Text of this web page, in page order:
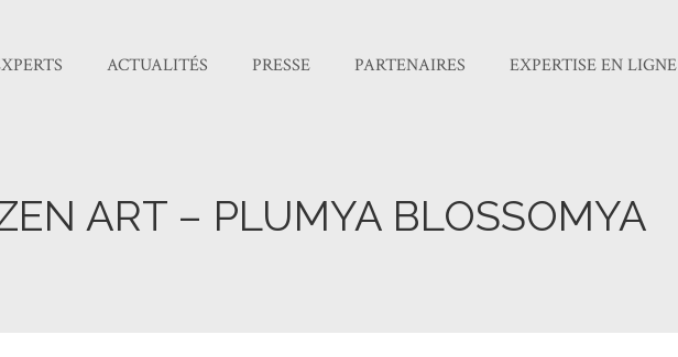
ACTUALITÉS PRESSE PARTENAIRES EXPERTISE EN LIGNE
ART – PLUMYA BLOSSOMYA